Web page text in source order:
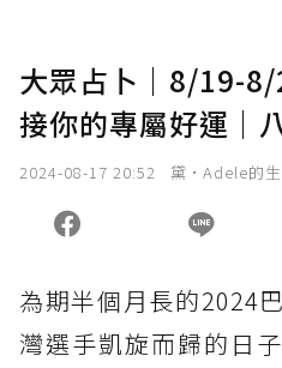
大眾占卜｜8/19-
接你的專屬好運｜
2024-08-17 20:52 黛•Adele的
為期半個月長的2024
灣選手凱旋而歸的日